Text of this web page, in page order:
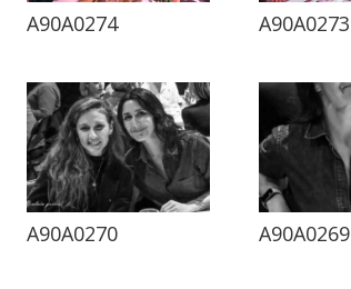
A90A0274 A90A0273
A90A0270 A90A0269